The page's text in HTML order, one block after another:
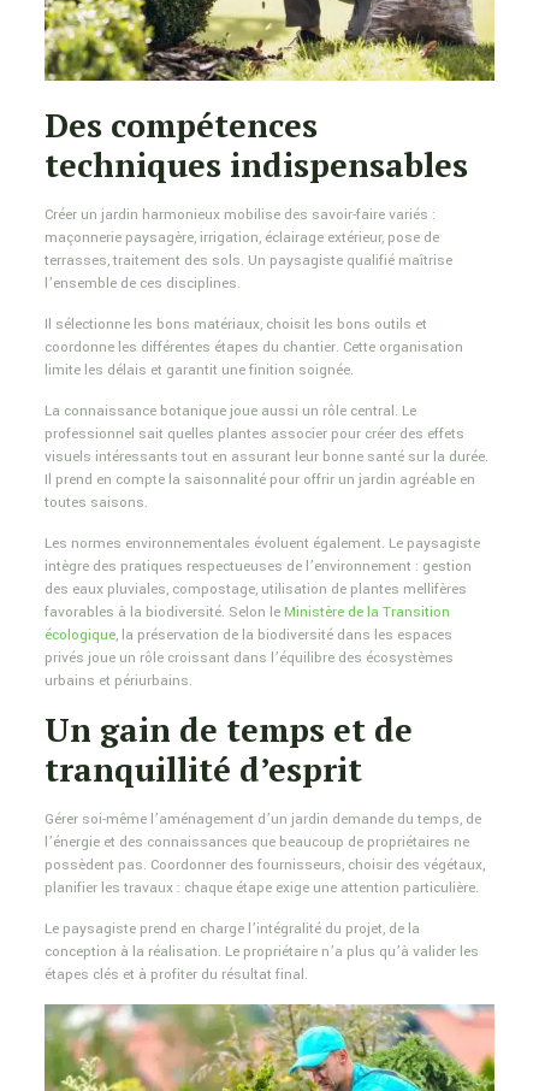
Des compétences
techniques indispensables
Créer un jardin harmonieux mobilise des savoir-faire variés :
maçonnerie paysagère, irrigation, éclairage extérieur, pose de
terrasses, traitement des sols. Un paysagiste qualifié maîtrise
l’ensemble de ces disciplines.
Il sélectionne les bons matériaux, choisit les bons outils et
coordonne les différentes étapes du chantier. Cette organisation
limite les délais et garantit une finition soignée.
La connaissance botanique joue aussi un rôle central. Le
professionnel sait quelles plantes associer pour créer des effets
visuels intéressants tout en assurant leur bonne santé sur la durée.
Il prend en compte la saisonnalité pour offrir un jardin agréable en
toutes saisons.
Les normes environnementales évoluent également. Le paysagiste
intègre des pratiques respectueuses de l’environnement : gestion
des eaux pluviales, compostage, utilisation de plantes mellifères
favorables à la biodiversité. Selon leMinistère de la Transition
écologique, la préservation de la biodiversité dans les espaces
privés joue un rôle croissant dans l’équilibre des écosystèmes
urbains et périurbains.
Un gain de temps et de
tranquillité d’esprit
Gérer soi-même l’aménagement d’un jardin demande du temps, de
l’énergie et des connaissances que beaucoup de propriétaires ne
possèdent pas. Coordonner des fournisseurs, choisir des végétaux,
planifier les travaux : chaque étape exige une attention particulière.
Le paysagiste prend en charge l’intégralité du projet, de la
conception à la réalisation. Le propriétaire n’a plus qu’à valider les
étapes clés et à profiter du résultat final.